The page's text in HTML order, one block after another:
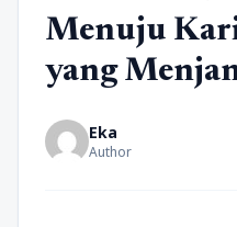
Menuju
yang
Eka
Author